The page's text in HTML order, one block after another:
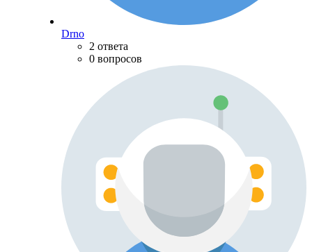
Drno
2 ответа
0 вопросов